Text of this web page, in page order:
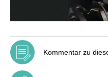
Kommentar zu